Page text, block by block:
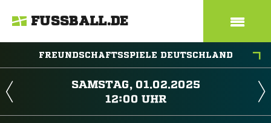
FUSSBALL.DE
FREUNDSCHAFTSSPIELE DEUTSCHLAND
 
 